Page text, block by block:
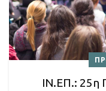
ΙΝ.ΕΠ.: 25η